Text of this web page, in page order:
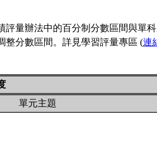
評量辦法中的百分制分數區間與單
整分數區間。詳見學習評量專區 (連
單元主題